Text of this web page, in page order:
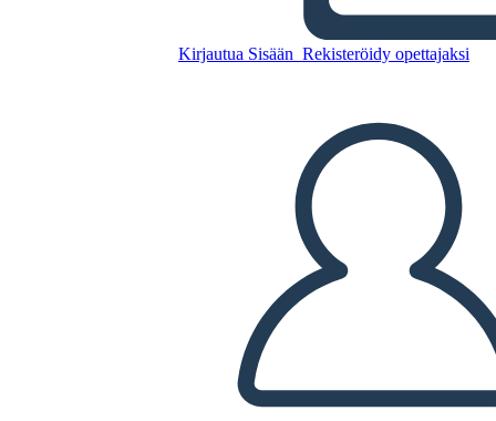
Kirjautua Sisään Rekisteröidy opettajaksi
TOISTA DIAESITYS
LUE MINULLE